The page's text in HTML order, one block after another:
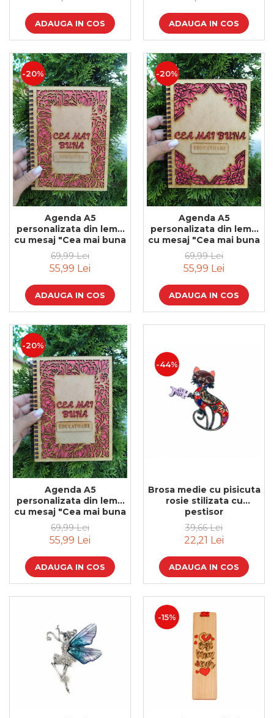
ADAUGA IN COS ADAUGA IN COS
-20%
Agenda A5
personalizata din lemn
cu mesaj "Cea mai buna
diriginta" cu hartie
colorata si model floral
69,99 Lei
55,99 Lei
ADAUGA IN COS
-20%
Agenda A5
personalizata din lemn
cu mesaj "Cea mai buna
educatoare" cu hartie
colorata
69,99 Lei
55,99 Lei
ADAUGA IN COS
-20%
Agenda A5
personalizata din lemn
cu mesaj "Cea mai buna
educatoare" cu hartie
colorata si model floral
69,99 Lei
55,99 Lei
ADAUGA IN COS
-44%
Brosa medie cu pisicuta
rosie stilizata cu
pestisor
39,66 Lei
22,21 Lei
ADAUGA IN COS
-15%